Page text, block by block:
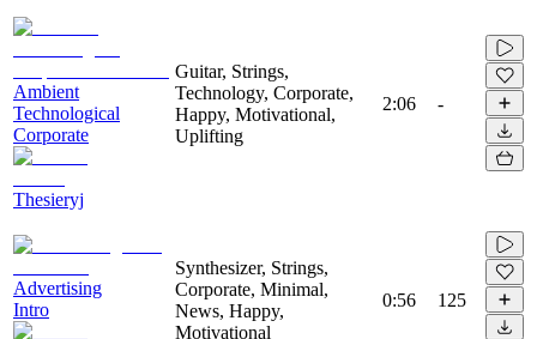
Ambient
Technological
Corporate
Thesieryj
Guitar, Strings,
Technology, Corporate,
Happy, Motivational,
Uplifting
2:06 -
Advertising
Intro
Synthesizer, Strings,
Corporate, Minimal,
News, Happy,
Motivational
0:56 125